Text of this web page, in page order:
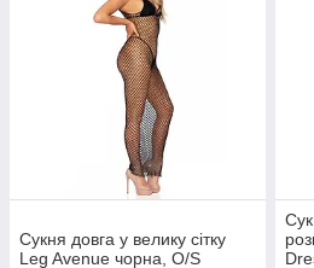
Сукня довга у велику сітку
Leg Avenue чорна, O/S